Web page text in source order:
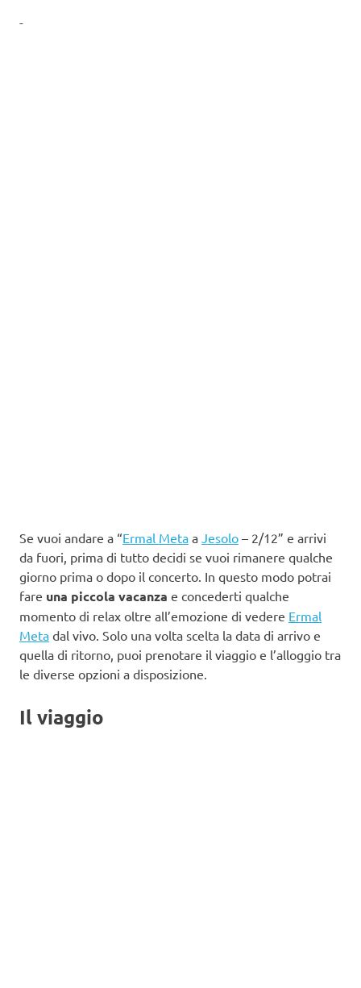
-
Se vuoi andare a “Ermal Meta a Jesolo – 2/12” e arrivi
da fuori, prima di tutto decidi se vuoi rimanere qualche
giorno prima o dopo il concerto. In questo modo potrai
fare una piccola vacanza e concederti qualche
momento di relax oltre all’emozione di vedere Ermal
Meta dal vivo. Solo una volta scelta la data di arrivo e
quella di ritorno, puoi prenotare il viaggio e l’alloggio tra
le diverse opzioni a disposizione.
Il viaggio